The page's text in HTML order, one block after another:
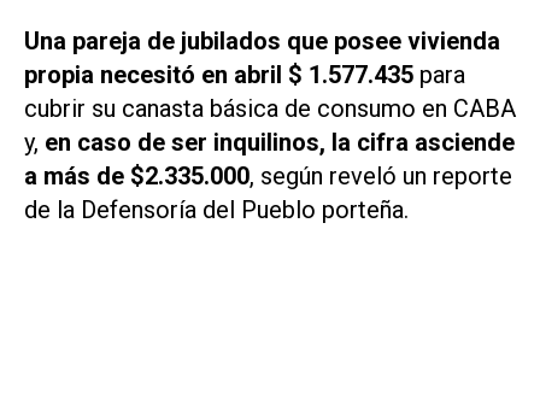
Una pareja de jubilados que posee vivienda
propia necesitó en abril $ 1.577.435 para
cubrir su canasta básica de consumo en CABA
y, en caso de ser inquilinos, la cifra asciende
a más de $2.335.000, según reveló un reporte
de la Defensoría del Pueblo porteña.